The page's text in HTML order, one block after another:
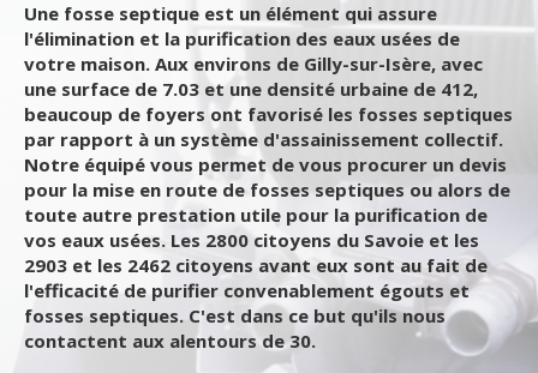
Une fosse septique est un élément qui assure
l'élimination et la purification des eaux usées de
votre maison. Aux environs de Gilly-sur-Isère, avec
une surface de 7.03 et une densité urbaine de 412,
beaucoup de foyers ont favorisé les fosses septiques
par rapport à un système d'assainissement collectif.
Notre équipé vous permet de vous procurer un devis
pour la mise en route de fosses septiques ou alors de
toute autre prestation utile pour la purification de
vos eaux usées. Les 2800 citoyens du Savoie et les
2903 et les 2462 citoyens avant eux sont au fait de
l'efficacité de purifier convenablement égouts et
fosses septiques. C'est dans ce but qu'ils nous
contactent aux alentours de 30.